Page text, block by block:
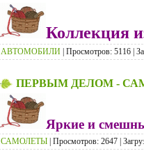
Коллекция
АВТОМОБИЛИ | Просмотров: 5116 |
ПЕРВЫМ ДЕЛОМ -
Яркие и
САМОЛЕТЫ | Просмотров: 2647 |